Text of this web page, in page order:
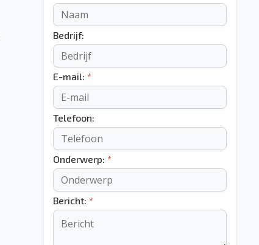
Bedrijf:
E-mail: *
Telefoon:
Onderwerp: *
Bericht: *